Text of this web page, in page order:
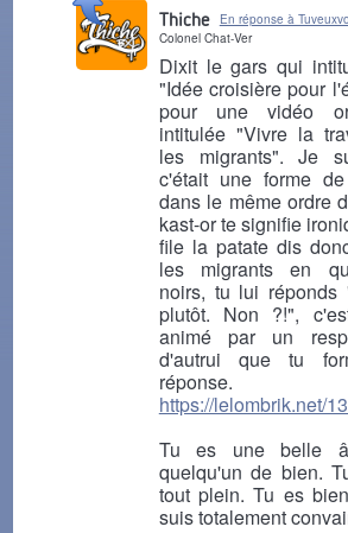
Thiche
En réponse à
Colonel Chat-Ver
Dixit le gars qui
"Idée croisière pour
pour une vidéo
intitulée "Vivre la
les migrants". Je
c'était une forme
dans le même ordre
kast-or te signifie
file la patate dis
les migrants en
noirs, tu lui réponds
plutôt. Non ?!",
animé par un
d'autrui que tu
réponse.
https://lelombrik.net/
Tu es une belle
quelqu'un de bien.
tout plein. Tu es
suis totalement